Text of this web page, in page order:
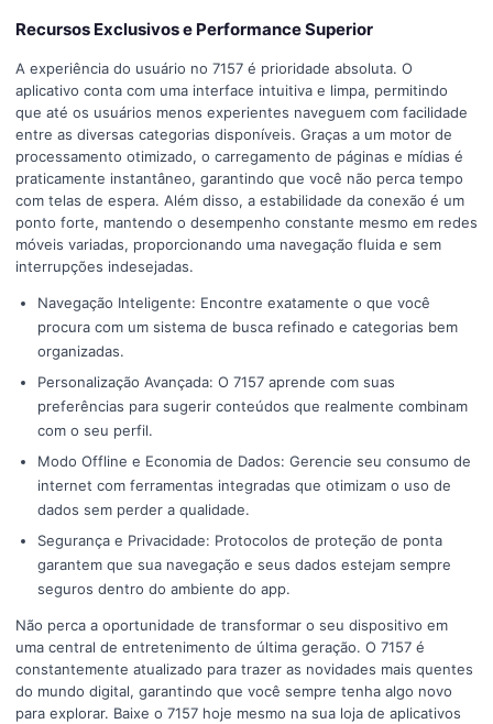
Recursos Exclusivos e Performance Superior
A experiência do usuário no 7157 é prioridade absoluta. O
aplicativo conta com uma interface intuitiva e limpa, permitindo
que até os usuários menos experientes naveguem com facilidade
entre as diversas categorias disponíveis. Graças a um motor de
processamento otimizado, o carregamento de páginas e mídias é
praticamente instantâneo, garantindo que você não perca tempo
com telas de espera. Além disso, a estabilidade da conexão é um
ponto forte, mantendo o desempenho constante mesmo em redes
móveis variadas, proporcionando uma navegação fluida e sem
interrupções indesejadas.
Navegação Inteligente: Encontre exatamente o que você
procura com um sistema de busca refinado e categorias bem
organizadas.
Personalização Avançada: O 7157 aprende com suas
preferências para sugerir conteúdos que realmente combinam
com o seu perfil.
Modo Offline e Economia de Dados: Gerencie seu consumo de
internet com ferramentas integradas que otimizam o uso de
dados sem perder a qualidade.
Segurança e Privacidade: Protocolos de proteção de ponta
garantem que sua navegação e seus dados estejam sempre
seguros dentro do ambiente do app.
Não perca a oportunidade de transformar o seu dispositivo em
uma central de entretenimento de última geração. O 7157 é
constantemente atualizado para trazer as novidades mais quentes
do mundo digital, garantindo que você sempre tenha algo novo
para explorar. Baixe o 7157 hoje mesmo na sua loja de aplicativos